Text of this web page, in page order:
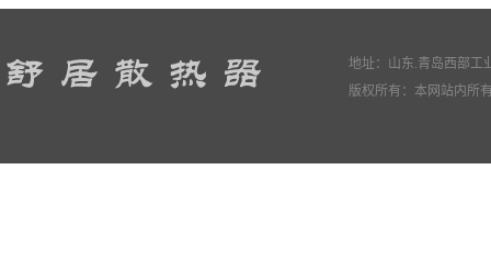
地址：山东.青岛西部
版权所有：本网站内所